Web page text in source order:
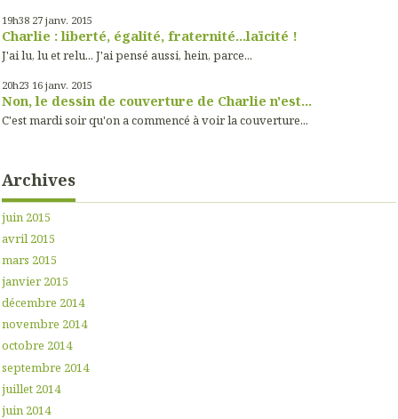
19h38 27 janv. 2015
Charlie : liberté, égalité, fraternité...laïcité !
J'ai lu, lu et relu... J'ai pensé aussi, hein, parce...
20h23 16 janv. 2015
Non, le dessin de couverture de Charlie n'est...
C'est mardi soir qu'on a commencé à voir la couverture...
Archives
juin 2015
avril 2015
mars 2015
janvier 2015
décembre 2014
novembre 2014
octobre 2014
septembre 2014
juillet 2014
juin 2014